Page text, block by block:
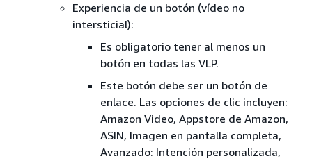
Experiencia de un botón (vídeo no
intersticial):
Es obligatorio tener al menos un
botón en todas las VLP.
Este botón debe ser un botón de
enlace. Las opciones de clic incluyen:
Amazon Video, Appstore de Amazon,
ASIN, Imagen en pantalla completa,
Avanzado: Intención personalizada,